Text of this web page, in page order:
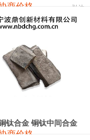
9,700
10,400
12,300 0
商价格 弘达
钛合金 铜钛中间合金
商价格